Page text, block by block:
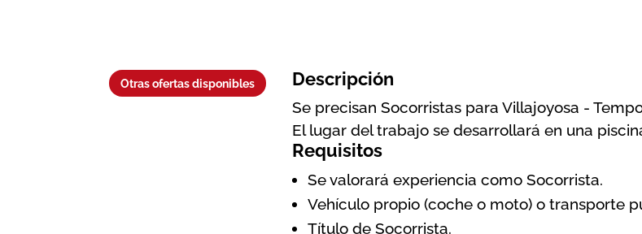
Otras ofertas disponibles Descripción
Se precisan Socorristas para Villajoyosa -
El lugar del trabajo se desarrollará en una
Requisitos
Se valorará experiencia como Socorrista.
Vehículo propio (coche o moto) o transporte
Título de Socorrista.